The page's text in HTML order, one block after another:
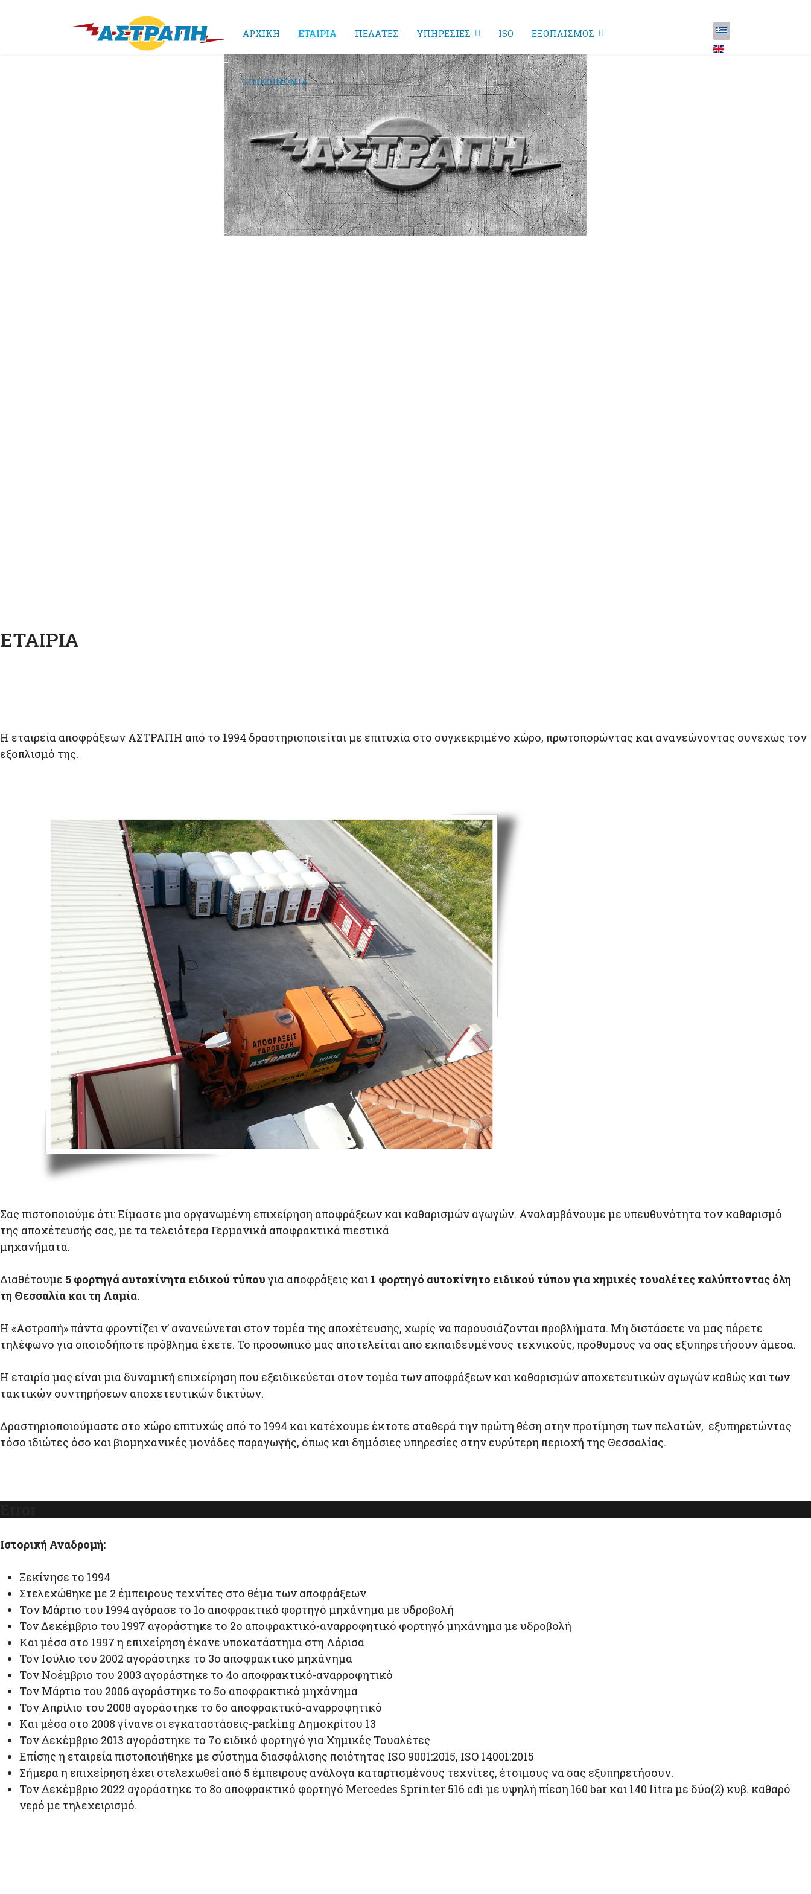
ΑΡΧΙΚΗ ΕΤΑΙΡΙΑ ΠΕΛΑΤΕΣ ΥΠΗΡΕΣΙΕΣ ISO ΕΞΟΠΛΙΣΜΟΣ
ΕΠΙΚΟΙΝΩΝΙΑ
ΕΤΑΙΡΊΑ
Η εταιρεία αποφράξεων ΑΣΤΡΑΠΗ από το 1994 δραστηριοποιείται με επιτυχία στο συγκεκριμένο χώρο, πρωτοπορώντας και ανανεώνοντας συνεχώς τον
εξοπλισμό της.
Σας πιστοποιούμε ότι: Είμαστε μια οργανωμένη επιχείρηση αποφράξεων και καθαρισμών αγωγών. Αναλαμβάνουμε με υπευθυνότητα τον καθαρισμό
της αποχέτευσής σας, με τα τελειότερα Γερμανικά αποφρακτικά πιεστικά
μηχανήματα.
Διαθέτουμε 5 φορτηγά αυτοκίνητα ειδικού τύπου για αποφράξεις και 1 φορτηγό αυτοκίνητο ειδικού τύπου για χημικές τουαλέτες καλύπτοντας όλη
τη Θεσσαλία και τη Λαμία.
Η «Αστραπή» πάντα φροντίζει ν’ ανανεώνεται στον τομέα της αποχέτευσης, χωρίς να παρουσιάζονται προβλήματα. Μη διστάσετε να μας πάρετε
τηλέφωνο για οποιοδήποτε πρόβλημα έχετε. Το προσωπικό μας αποτελείται από εκπαιδευμένους τεχνικούς, πρόθυμους να σας εξυπηρετήσουν άμεσα.
Η εταιρία μας είναι μια δυναμική επιχείρηση που εξειδικεύεται στον τομέα των αποφράξεων και καθαρισμών αποχετευτικών αγωγών καθώς και των
τακτικών συντηρήσεων αποχετευτικών δικτύων.
Δραστηριοποιούμαστε στο χώρο επιτυχώς από το 1994 και κατέχουμε έκτοτε σταθερά την πρώτη θέση στην προτίμηση των πελατών, εξυπηρετώντας
τόσο ιδιώτες όσο και βιομηχανικές μονάδες παραγωγής, όπως και δημόσιες υπηρεσίες στην ευρύτερη περιοχή της Θεσσαλίας.
Ιστορική Αναδρομή:
Ξεκίνησε το 1994
Στελεχώθηκε με 2 έμπειρους τεχνίτες στο θέμα των αποφράξεων
Tον Μάρτιο του 1994 αγόρασε το 1ο αποφρακτικό φορτηγό μηχάνημα με υδροβολή
Toν Δεκέμβριο του 1997 αγοράστηκε το 2ο αποφρακτικό-αναρροφητικό φορτηγό μηχάνημα με υδροβολή
Και μέσα στο 1997 η επιχείρηση έκανε υποκατάστημα στη Λάρισα
Τον Ιούλιο του 2002 αγοράστηκε το 3ο αποφρακτικό μηχάνημα
Τον Νοέμβριο του 2003 αγοράστηκε το 4ο αποφρακτικό-αναρροφητικό
Τον Μάρτιο του 2006 αγοράστηκε το 5ο αποφρακτικό μηχάνημα
Τον Απρίλιο του 2008 αγοράστηκε το 6ο αποφρακτικό-αναρροφητικό
Και μέσα στο 2008 γίνανε οι εγκαταστάσεις-parking Δημοκρίτου 13
Τον Δεκέμβριο 2013 αγοράστηκε το 7ο ειδικό φορτηγό για Χημικές Τουαλέτες
Επίσης η εταιρεία πιστοποιήθηκε με σύστημα διασφάλισης ποιότητας ISO 9001:2015, ISO 14001:2015
Σήμερα η επιχείρηση έχει στελεχωθεί από 5 έμπειρους ανάλογα καταρτισμένους τεχνίτες, έτοιμους να σας εξυπηρετήσουν.
Τον Δεκέμβριο 2022 αγοράστηκε το 8ο αποφρακτικό φορτηγό Mercedes Sprinter 516 cdi με υψηλή πίεση 160 bar και 140 litra με δύο(2) κυβ. καθαρό
νερό με τηλεχειρισμό.